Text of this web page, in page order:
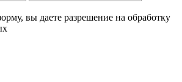
вы даете разрешение на обработку